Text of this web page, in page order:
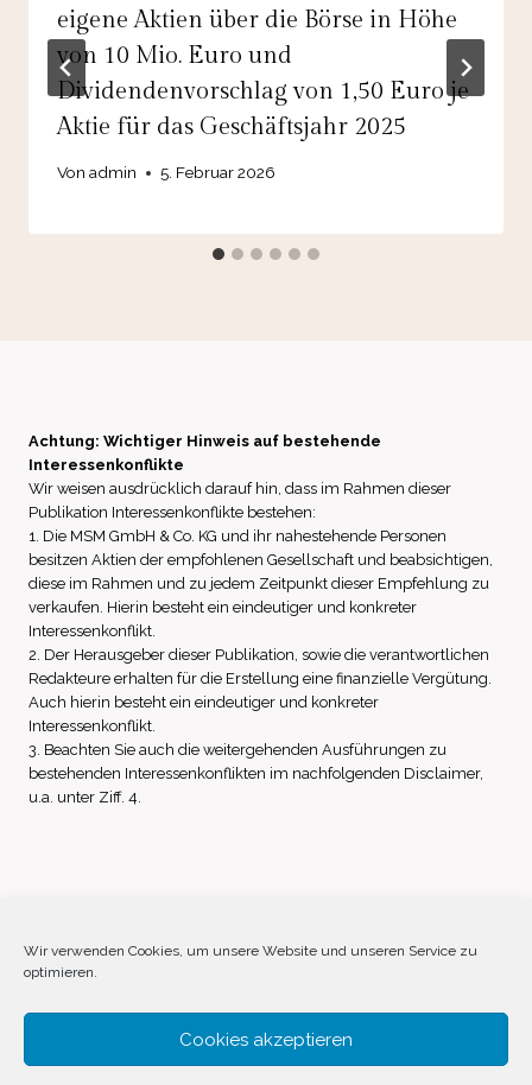
Wir verwenden Cookies, um unsere Website und unseren Service zu
optimieren.
Cookies akzeptieren
eigene Aktien über die Börse in Höhe
von 10 Mio. Euro und
Dividendenvorschlag von 1,50 Euro je
Aktie für das Geschäftsjahr 2025
Von admin 5. Februar 2026
Achtung: Wichtiger Hinweis auf bestehende
Interessenkonflikte
Wir weisen ausdrücklich darauf hin, dass im Rahmen dieser
Publikation Interessenkonflikte bestehen:
1. Die MSM GmbH & Co. KG und ihr nahestehende Personen
besitzen Aktien der empfohlenen Gesellschaft und beabsichtigen,
diese im Rahmen und zu jedem Zeitpunkt dieser Empfehlung zu
verkaufen. Hierin besteht ein eindeutiger und konkreter
Interessenkonflikt.
2. Der Herausgeber dieser Publikation, sowie die verantwortlichen
Redakteure erhalten für die Erstellung eine finanzielle Vergütung.
Auch hierin besteht ein eindeutiger und konkreter
Interessenkonflikt.
3. Beachten Sie auch die weitergehenden Ausführungen zu
bestehenden Interessenkonflikten im nachfolgenden Disclaimer,
u.a. unter Ziff. 4.
Impressum Datenschutz
Disclaimer